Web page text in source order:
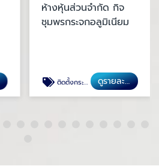
ห้างหุ้นส่วนจำกัด กิจ
ชุมพรกระจกอลูมิเนียม
ติดตั้งกระจกร้านกาแฟ ดูรายละเอียด